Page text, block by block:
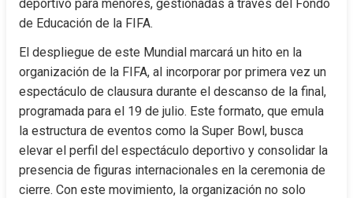
deportivo para menores, gestionadas a través del Fondo
de Educación de la FIFA.
El despliegue de este Mundial marcará un hito en la
organización de la FIFA, al incorporar por primera vez un
espectáculo de clausura durante el descanso de la final,
programada para el 19 de julio. Este formato, que emula
la estructura de eventos como la Super Bowl, busca
elevar el perfil del espectáculo deportivo y consolidar la
presencia de figuras internacionales en la ceremonia de
cierre. Con este movimiento, la organización no solo